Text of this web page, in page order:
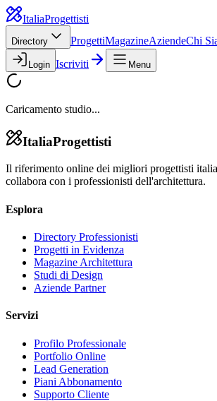
ItaliaProgettisti
Directory ProgettiMagazineAziendeChi
Login Iscriviti Menu
Caricamento studio...
ItaliaProgettisti
Il riferimento online dei migliori progettisti
collabora con i professionisti dell'architettura.
Esplora
Directory Professionisti
Progetti in Evidenza
Magazine Architettura
Studi di Design
Aziende Partner
Servizi
Profilo Professionale
Portfolio Online
Lead Generation
Piani Abbonamento
Supporto Cliente